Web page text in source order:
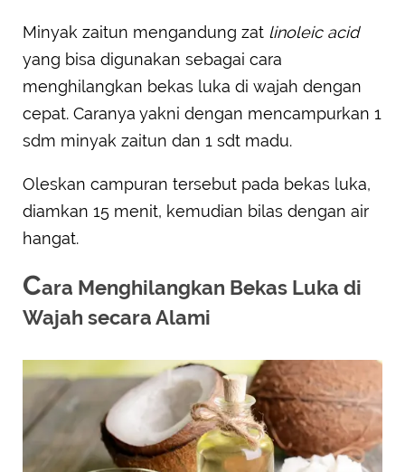
Minyak zaitun mengandung zat linoleic acid
yang bisa digunakan sebagai cara
menghilangkan bekas luka di wajah dengan
cepat. Caranya yakni dengan mencampurkan 1
sdm minyak zaitun dan 1 sdt madu.
Oleskan campuran tersebut pada bekas luka,
diamkan 15 menit, kemudian bilas dengan air
hangat.
Cara Menghilangkan Bekas Luka di
Wajah secara Alami